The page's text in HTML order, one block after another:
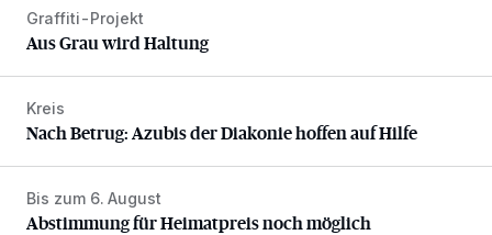
Aus Grau wird Haltung
Graffiti-Projekt
Aus Grau wird Haltung
Nach Betrug: Azubis der Diakonie hoffen auf Hilfe
Kreis
Nach Betrug: Azubis der Diakonie hoffen auf Hilfe
Abstimmung für Heimatpreis noch möglich
Bis zum 6. August
Abstimmung für Heimatpreis noch möglich